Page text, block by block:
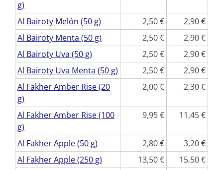
g)
Al Bairoty Melón (50 g) 2,50
2,90
Al Bairoty Menta (50 g)
2,50
2,90
Al Bairoty Uva (50 g)
2,50
2,90
Al Bairoty Uva Menta (50 g)
2,50
2,90
Al Fakher Amber Rise (20
g)
2,00 2,30
Al Fakher Amber Rise (100
g)
9,95 11,45
Al Fakher Apple (50 g) 2,80
3,20
Al Fakher Apple (250 g)
13,50
15,50